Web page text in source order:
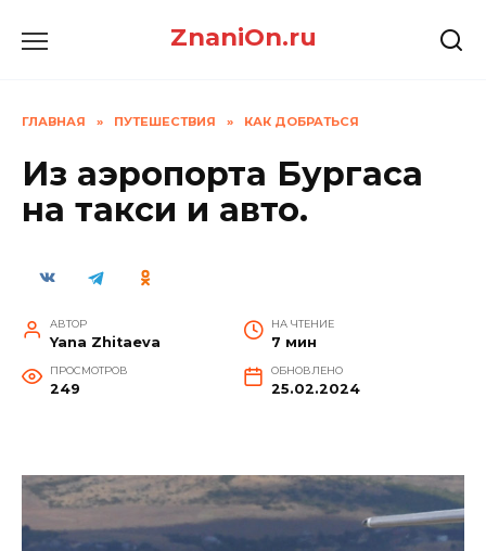
ZnaniOn.ru
ГЛАВНАЯ » ПУТЕШЕСТВИЯ » КАК ДОБРАТЬСЯ
Из аэропорта Бургаса
на такси и авто.
АВТОР
Yana Zhitaeva
НА ЧТЕНИЕ
7 мин
ПРОСМОТРОВ
249
ОБНОВЛЕНО
25.02.2024